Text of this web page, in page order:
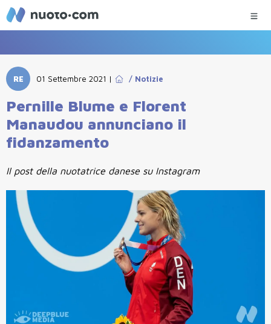
RE 01 Settembre 2021 | / Notizie
Pernille Blume e Florent
Manaudou annunciano il
fidanzamento
Il post della nuotatrice danese su Instagram